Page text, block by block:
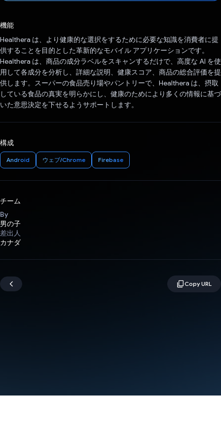
機能
Healthera は、より健康的な選択をするために必要な知識を消費者に提
供することを目的とした革新的なモバイル アプリケーションです。
Healthera は、商品の成分ラベルをスキャンするだけで、高度な AI を使
用して各成分を分析し、詳細な説明、健康スコア、商品の総合評価を提
供します。スーパーの食品売り場やパントリーで、Healthera は、摂取
している食品の真実を明らかにし、健康のためにより多くの情報に基づ
いた意思決定を下せるようサポートします。
構成
Android ウェブ/Chrome Firebase
チーム
By
男の子
差出人
カナダ